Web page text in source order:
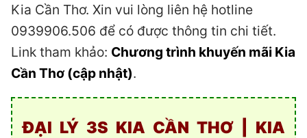
Kia Cần Thơ. Xin vui lòng liên hệ hotline
0939906.506 để có được thông tin chi tiết.
Link tham khảo: Chương trình khuyến mãi Kia
Cần Thơ (cập nhật).
ĐẠI LÝ 3S KIA CẦN THƠ | KIA